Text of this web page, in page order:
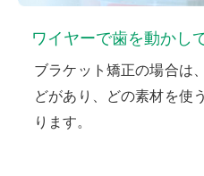
ワイヤーで歯を動かし
ブラケット矯正の場合は
どがあり、どの素材を使
ります。